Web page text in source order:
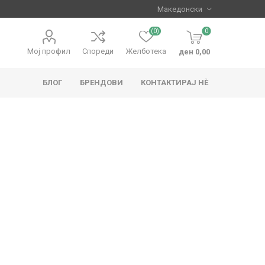
Мој профил Спореди Желботека
(0) 0
ден 0,00
БЛОГ БРЕНДОВИ КОНТАКТИРАЈ НЀ